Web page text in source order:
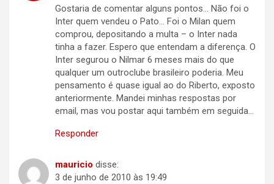
Gostaria de comentar alguns pontos… Não foi o
Inter quem vendeu o Pato… Foi o Milan quem
comprou, depositando a multa – o Inter nada
tinha a fazer. Espero que entendam a diferença. O
Inter segurou o Nilmar 6 meses mais do que
qualquer um outroclube brasileiro poderia. Meu
pensamento é quase igual ao do Riberto, exposto
anteriormente. Mandei minhas respostas por
email, mas vou postar aqui também em seguida…
Responder
mauricio disse:
3 de junho de 2010 às 19:49